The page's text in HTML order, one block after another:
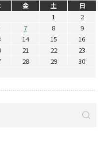
金 土
日
1
2
7 8
9
14 15
16
21 22
23
28 29
30